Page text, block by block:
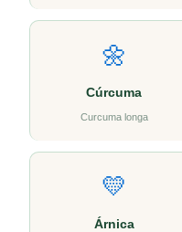
🌼
Cúrcuma
Curcuma longa
💛
Árnica